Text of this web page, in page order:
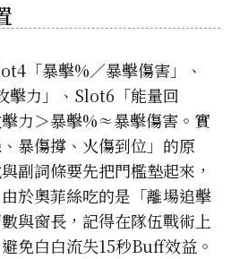
「暴擊%／暴擊傷害」、
擊力」、Slot6「能量回
力＞暴擊%≈暴擊傷害。實
暴傷撐、火傷到位」的原
副詞條要先把門檻墊起來，
於奧菲絲吃的是「離場追擊
與窗長，記得在隊伍戰術上
免白白流失15秒Buff效益。